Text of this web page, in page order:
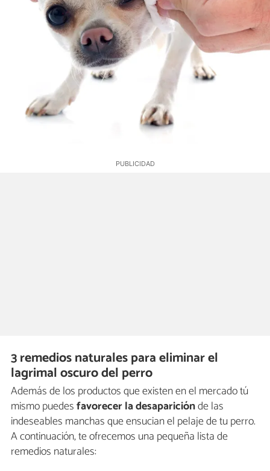
3 remedios naturales para eliminar el
lagrimal oscuro del perro
Además de los productos que existen en el mercado tú
mismo puedesfavorecer la desapariciónde las
indeseables manchas que ensucian el pelaje de tu perro.
A continuación, te ofrecemos una pequeña lista de
remedios naturales: